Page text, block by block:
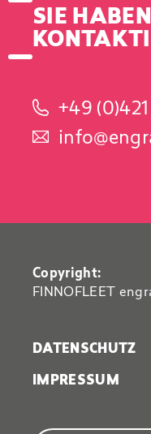
SIE
+49
Copyright:
FINNOFLEET
DATENSCHUTZ
IMPRESSUM